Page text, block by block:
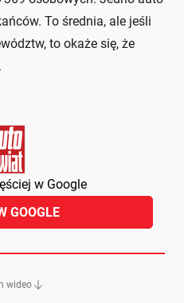
To średnia, ale jeśli
to okaże się, że
w Google
GOOGLE
wideo